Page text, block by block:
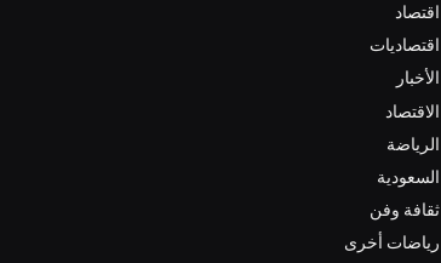
اقتصاد
اقتصاديات
الأخبار
الاقتصاد
الرياضة
السعودية
ثقافة وفن
رياضات أخرى